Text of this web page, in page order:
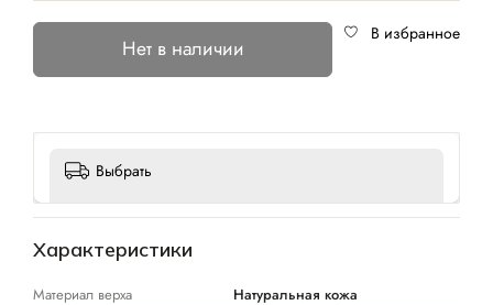
Нет в наличии
В избранное
Выбрать
Характеристики
Материал верха Натуральная кожа